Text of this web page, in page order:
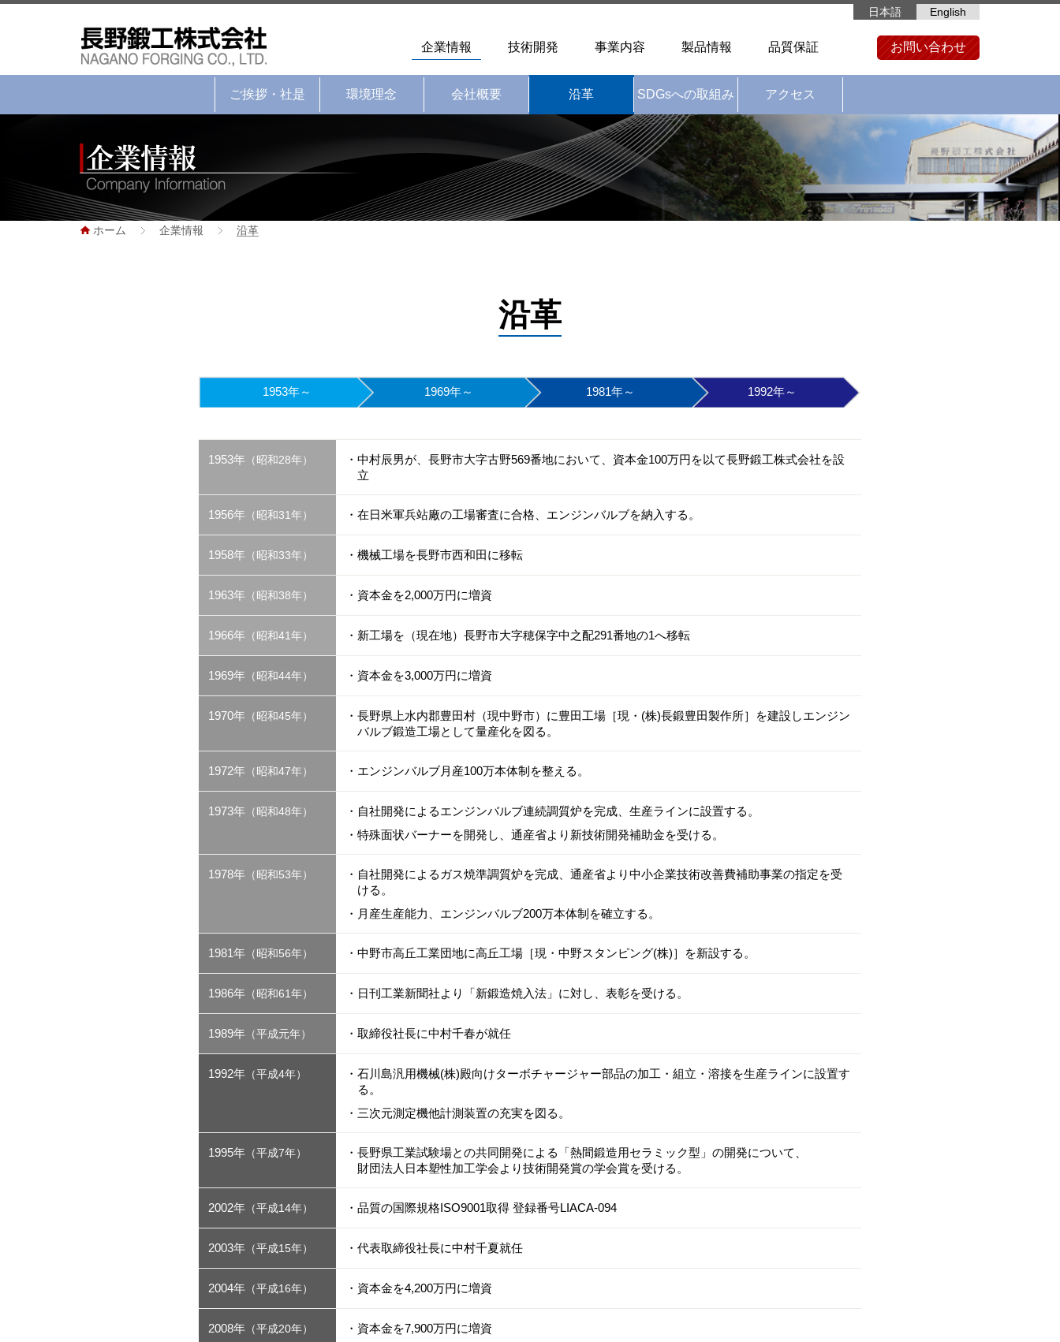
日本語 English
企業情報 技術開発 事業内容 製品情報 品質保証 お問い合わせ
ご挨拶・社是 環境理念 会社概要 沿革 SDGsへの取組み アクセス
ホーム 企業情報 沿革
沿革
1953年～ 1969年～ 1981年～ 1992年～
1953年 （昭和28年）
中村辰男が、長野市大字古野569番地において、資本金100万円を以て長野鍛工株式会社を設
立
1956年 （昭和31年） 在日米軍兵站廠の工場審査に合格、エンジンバルブを納入する。
1958年 （昭和33年） 機械工場を長野市西和田に移転
1963年 （昭和38年） 資本金を2,000万円に増資
1966年 （昭和41年） 新工場を（現在地）長野市大字穂保字中之配291番地の1へ移転
1969年 （昭和44年） 資本金を3,000万円に増資
1970年 （昭和45年）
長野県上水内郡豊田村（現中野市）に豊田工場［現・(株)長鍛豊田製作所］を建設しエンジン
バルブ鍛造工場として量産化を図る。
1972年 （昭和47年） エンジンバルブ月産100万本体制を整える。
1973年 （昭和48年）
自社開発によるエンジンバルブ連続調質炉を完成、生産ラインに設置する。
特殊面状バーナーを開発し、通産省より新技術開発補助金を受ける。
1978年 （昭和53年）
自社開発によるガス焼準調質炉を完成、通産省より中小企業技術改善費補助事業の指定を受
ける。
月産生産能力、エンジンバルブ200万本体制を確立する。
1981年 （昭和56年） 中野市高丘工業団地に高丘工場［現・中野スタンピング(株)］を新設する。
1986年 （昭和61年） 日刊工業新聞社より「新鍛造焼入法」に対し、表彰を受ける。
1989年 （平成元年） 取締役社長に中村千春が就任
1992年 （平成4年）
石川島汎用機械(株)殿向けターボチャージャー部品の加工・組立・溶接を生産ラインに設置す
る。
三次元測定機他計測装置の充実を図る。
1995年 （平成7年）
長野県工業試験場との共同開発による「熱間鍛造用セラミック型」の開発について、
財団法人日本塑性加工学会より技術開発賞の学会賞を受ける。
2002年 （平成14年） 品質の国際規格ISO9001取得 登録番号LIACA-094
2003年 （平成15年） 代表取締役社長に中村千夏就任
2004年 （平成16年） 資本金を4,200万円に増資
2008年 （平成20年） 資本金を7,900万円に増資